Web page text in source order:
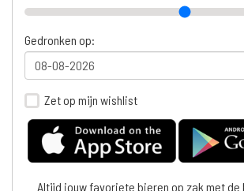
Gedronken op:
Zet op mijn wishlist
Altijd jouw favoriete bieren op zak met de